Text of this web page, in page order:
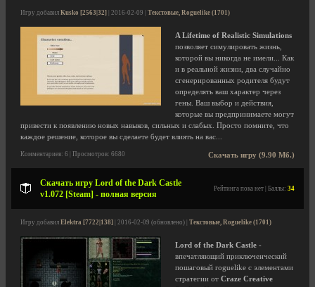
Игру добавил Kusko [2563|32] | 2016-02-09 | Текстовые, Roguelike (1701)
A Lifetime of Realistic Simulations
позволяет симулировать жизнь,
которой вы никогда не имели... Как
и в реальной жизни, два случайно
сгенерированных родителя будут
определять ваш характер через
гены. Ваш выбор и действия,
которые вы предпринимаете могут
привести к появлению новых навыков, сильных и слабых. Просто помните, что
каждое решение, которое вы сделаете будет влиять на вас...
Скачать игру (9.90 Мб.)
Комментариев: 6 | Просмотров: 6680
Скачать игру Lord of the Dark Castle
v1.072 [Steam] - полная версия
Рейтинга пока нет | Баллы: 34
Игру добавил Elektra [7722|138] | 2016-02-09 (обновлено) | Текстовые, Roguelike (1701)
Lord of the Dark Castle -
впечатляющий приключенческий
пошаговый roguelike с элементами
стратегии от Craze Creative